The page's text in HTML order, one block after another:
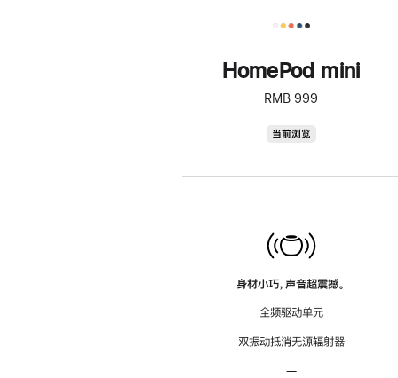
HomePod mini
RMB 999
当前浏览
身材小巧，声音超震撼。
全频驱动单元
双振动抵消无源辐射器
—